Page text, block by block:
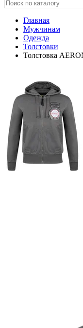
Главная
Мужчинам
Одежда
Толстовки
Толстовка